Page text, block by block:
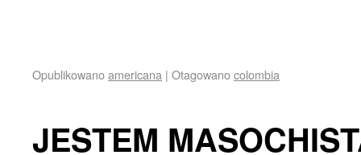
Opublikowanoamericana | Otagowanocolombia
JESTEM